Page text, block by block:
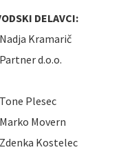
DELAVCI:
Nadja Kramarič
Partner d.o.o.
Tone Plesec
Marko Movern
Zdenka Kostelec